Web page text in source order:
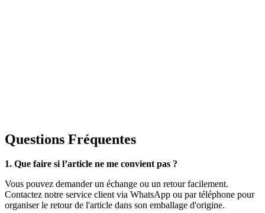
Questions Fréquentes
1. Que faire si l’article ne me convient pas ?
Vous pouvez demander un échange ou un retour facilement.
Contactez notre service client via WhatsApp ou par téléphone pour
organiser le retour de l'article dans son emballage d'origine.